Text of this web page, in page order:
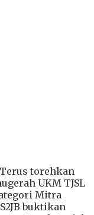
Terus torehkan
UKM TJSL
Mitra
buktikan